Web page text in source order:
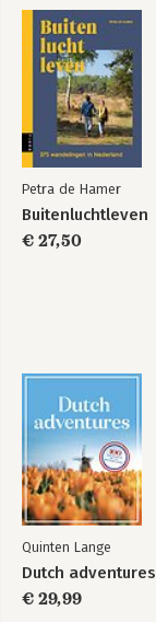
Petra de Hamer
Buitenluchtleven
€ 27,50
Quinten Lange
Dutch adventures
€ 29,99